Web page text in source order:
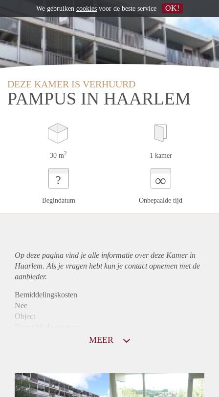
DEZE KAMER IS VERHUURD
PAMPUS IN HAARLEM
30 m2 1 kamer
?
Begindatum
∞
Onbepaalde tijd
Op deze pagina vind je alle informatie over deze Kamer in
Haarlem. Als je vragen hebt kun je contact opnemen met de
aanbieder.
Bemiddelingskosten
Nee
Object
Huurtoeslag
Mogelijk
MEER
We gebruiken cookies voor de beste service OK!